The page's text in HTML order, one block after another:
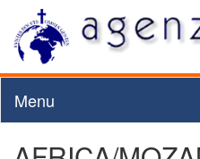
Menu